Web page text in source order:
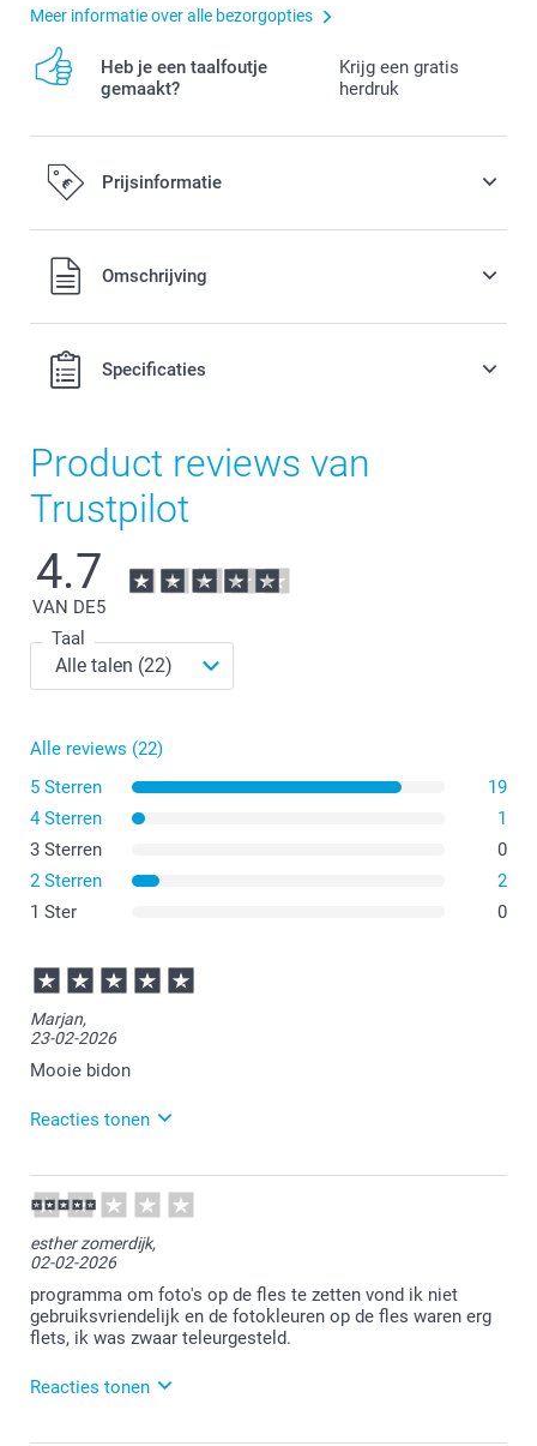
Meer informatie over alle bezorgopties
Heb je een taalfoutje
gemaakt?
Krijg een gratis
herdruk
Prijsinformatie
Alle prijzen zijn in EURO (€) inclusief BTW en exclusief
verzendkosten.Omschrijving
Specificaties
Product reviews van
Trustpilot
4.7
VAN DE5
Taal
Alle reviews (22)
5 Sterren
19
4 Sterren
1
3 Sterren
0
2 Sterren
2
1 Ster
0
Marjan,
23-02-2026
Mooie bidon
Reacties tonen
24-02-2026
10:44
Bedankt voor je review. Leuk om te horen dat je
tevreden bent over de ontvangen drinkfles. Veel
plezier van je bestelling en we zien je graag nog eens
terug.
esther zomerdijk,
02-02-2026
programma om foto's op de fles te zetten vond ik niet
gebruiksvriendelijk en de fotokleuren op de fles waren erg
flets, ik was zwaar teleurgesteld.
Reacties tonen